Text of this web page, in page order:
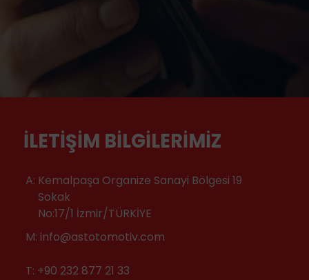
İLETIŞIM BILGILERIMIZ
A: Kemalpaşa Organize Sanayi Bölgesi 19
Sokak
No:17/1 İzmir/TÜRKİYE
M: info@astotomotiv.com
T: +90 232 877 21 33